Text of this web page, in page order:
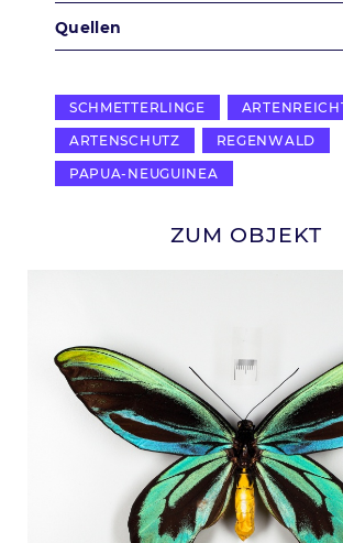
Quellen
SCHMETTERLINGE
ARTENSCHUTZ
REGENWALD
PAPUA-NEUGUINEA
ZUM OBJEKT